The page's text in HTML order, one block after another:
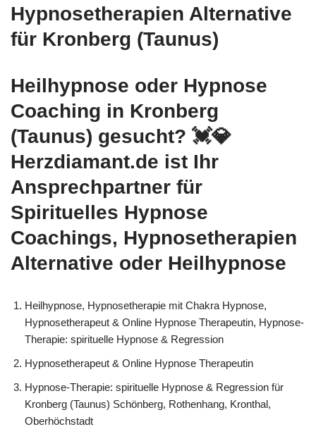
Hypnosetherapien Alternative
für Kronberg (Taunus)
Heilhypnose oder Hypnose
Coaching in Kronberg
(Taunus) gesucht? 💓️💎
Herzdiamant.de ist Ihr
Ansprechpartner für
Spirituelles Hypnose
Coachings, Hypnosetherapien
Alternative oder Heilhypnose
Heilhypnose, Hypnosetherapie mit Chakra Hypnose,
Hypnosetherapeut & Online Hypnose Therapeutin, Hypnose-
Therapie: spirituelle Hypnose & Regression
Hypnosetherapeut & Online Hypnose Therapeutin
Hypnose-Therapie: spirituelle Hypnose & Regression für
Kronberg (Taunus) Schönberg, Rothenhang, Kronthal,
Oberhöchstadt